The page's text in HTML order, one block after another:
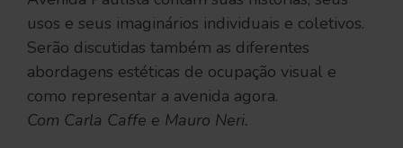
usos e seus imaginários individuais e coletivos.
Serão discutidas também as diferentes
abordagens estéticas de ocupação visual e
como representar a avenida agora.
Com Carla Caffe e Mauro Neri.